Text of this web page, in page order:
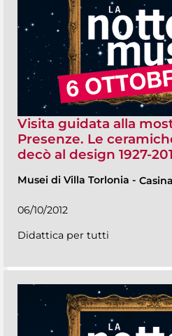
Visita guidata alla
Presenze. Le
decò al design 1927-
Musei di Villa Torlonia -
06/10/2012
Didattica per tutti